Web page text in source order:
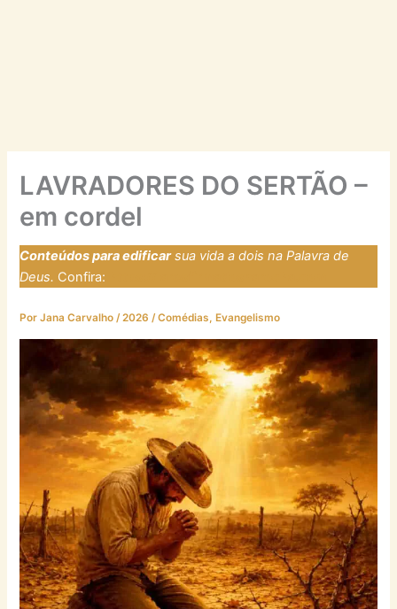
LAVRADORES DO SERTÃO –
em cordel
Conteúdos para edificarsua vida a dois na Palavra de
Deus. Confira:
PorJana Carvalho/2026/Comédias, Evangelismo